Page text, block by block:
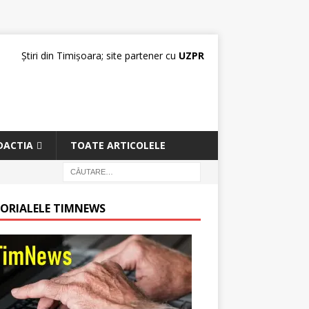
Știri din Timișoara; site partener cu UZPR
TOATE ARTICOLELE
TIMNEWS